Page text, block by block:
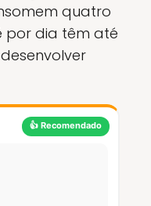
quatro
por dia têm até
👍 Recomendado